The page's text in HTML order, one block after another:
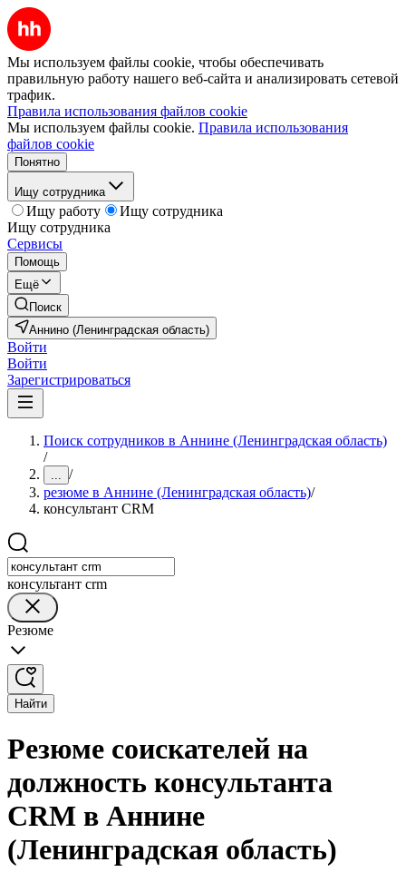
Мы используем файлы cookie, чтобы обеспечивать
правильную работу нашего веб-сайта и анализировать сетевой
трафик.
Правила использования файлов cookie
Мы используем файлы cookie. Правила использования
файлов cookie
Понятно
Ищу сотрудника
Ищу работу
Ищу сотрудника
Ищу сотрудника
Сервисы
Помощь
Ещё
Поиск
Аннино (Ленинградская область)
Войти
Войти
Зарегистрироваться
Поиск сотрудников в Аннине (Ленинградская область)
/
... /
резюме в Аннине (Ленинградская область)/
консультант CRM
консультант crm
Резюме
Найти
Резюме соискателей на
должность консультанта
CRM в Аннине
(Ленинградская область)